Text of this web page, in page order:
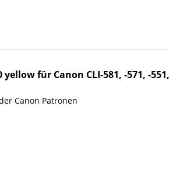
für Canon CLI-581, -571, -551,
Canon Patronen